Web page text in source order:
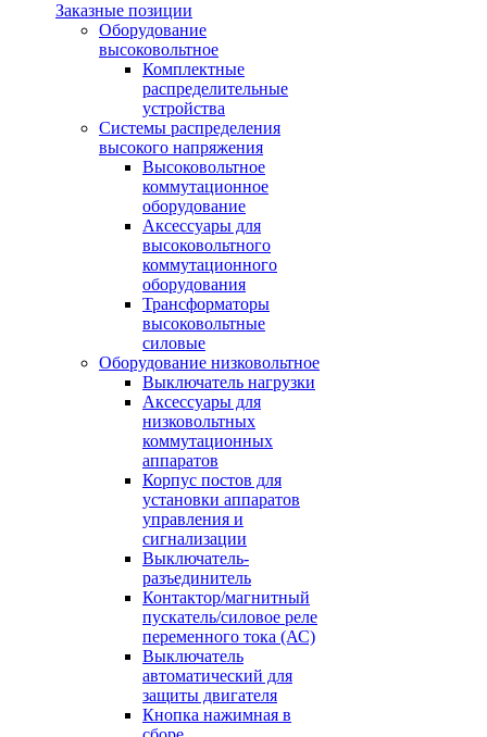
Заказные позиции
Оборудование
высоковольтное
Комплектные
распределительные
устройства
Системы распределения
высокого напряжения
Высоковольтное
коммутационное
оборудование
Аксессуары для
высоковольтного
коммутационного
оборудования
Трансформаторы
высоковольтные
силовые
Оборудование низковольтное
Выключатель нагрузки
Аксессуары для
низковольтных
коммутационных
аппаратов
Корпус постов для
установки аппаратов
управления и
сигнализации
Выключатель-
разъединитель
Контактор/магнитный
пускатель/силовое реле
переменного тока (АС)
Выключатель
автоматический для
защиты двигателя
Кнопка нажимная в